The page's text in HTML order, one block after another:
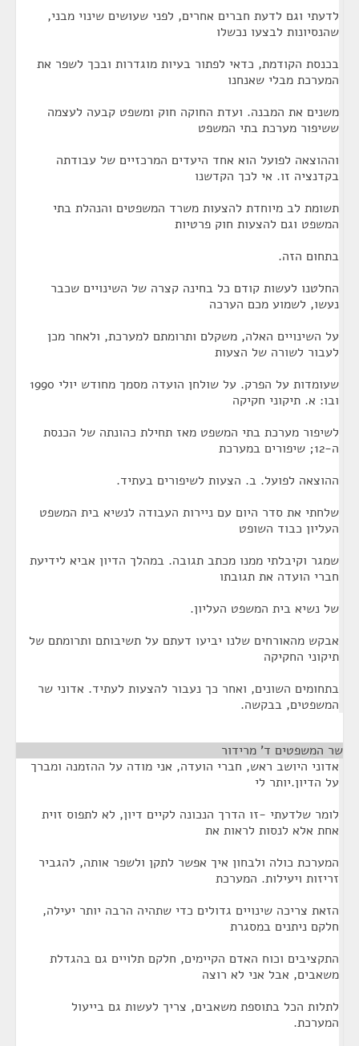
לדעתי וגם לדעת חברים אחרים, לפני שעושים שינוי מבני,
שהנסיונות לבצעו נכשלו
בכנסת הקודמת, כדאי לפתור בעיות מוגדרות ובכך לשפר את
המערכת מבלי שאנחנו
משנים את המבנה. ועדת החוקה חוק ומשפט קבעה לעצמה
ששיפור מערכת בתי המשפט
וההוצאה לפועל הוא אחד היעדים המרכזיים של עבודתה
בקדנציה זו. אי לכך הקדשנו
תשומת לב מיוחדת להצעות משרד המשפטים והנהלת בתי
המשפט וגם להצעות חוק פרטיות
בתחום הזה.
החלטנו לעשות קודם כל בחינה קצרה של השינויים שכבר
נעשו, לשמוע מכם הערכה
על השינויים האלה, משקלם ותרומתם למערכת, ולאחר מכן
לעבור לשורה של הצעות
שעומדות על הפרק. על שולחן הועדה מסמך מחודש יולי 1990
ובו: א. תיקוני חקיקה
לשיפור מערכת בתי המשפט מאז תחילת כהונתה של הכנסת
ה-12; שיפורים במערכת
ההוצאה לפועל. ב. הצעות לשיפורים בעתיד.
שלחתי את סדר היום עם ניירות העבודה לנשיא בית המשפט
העליון כבוד השופט
שמגר וקיבלתי ממנו מכתב תגובה. במהלך הדיון אביא לידיעת
חברי הועדה את תגובתו
של נשיא בית המשפט העליון.
אבקש מהאורחים שלנו יביעו דעתם על תשיבותם ותרומתם של
תיקוני החקיקה
בתחומים השונים, ואחר כך נעבור להצעות לעתיד. אדוני שר
המשפטים, בבקשה.
שר המשפטים ד' מרידור
אדוני היושב ראש, חברי הועדה, אני מודה על ההזמנה ומברך
על הדיון.יותר לי
לומר שלדעתי -זו הדרך הנכונה לקיים דיון, לא לתפוס זוית
אחת אלא לנסות לראות את
המערכת כולה ולבחון איך אפשר לתקן ולשפר אותה, להגביר
זריזות ויעילות. המערכת
הזאת צריכה שינויים גדולים כדי שתהיה הרבה יותר יעילה,
חלקם ניתנים במסגרת
התקציבים וכוח האדם הקיימים, חלקם תלויים גם בהגדלת
משאבים, אבל אני לא רוצה
לתלות הכל בתוספת משאבים, צריך לעשות גם בייעול
המערכת.